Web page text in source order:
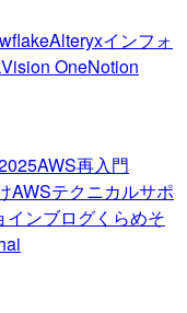
Alteryxインフォ
Vision OneNotion
AWS再入門
AWSテクニカルサポ
インブログくらめそ